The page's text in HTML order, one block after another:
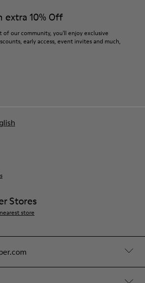
extra 10% Off
of our community, you'll enjoy exclusive
early access, event invites and much,
Stores
store